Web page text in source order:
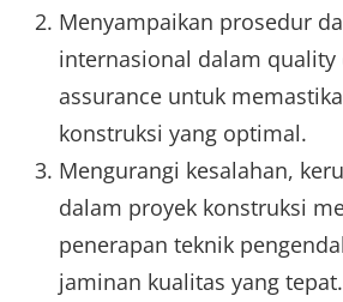
Menyampaikan prosedur
internasional dalam quality
assurance untuk
konstruksi yang optimal.
Mengurangi kesalahan,
dalam proyek konstruksi
penerapan teknik
jaminan kualitas yang tepat.